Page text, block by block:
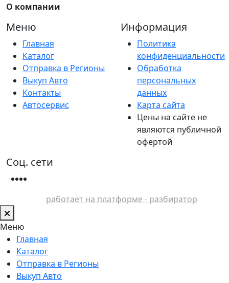
О компании
Меню
Главная
Каталог
Отправка в Регионы
Выкуп Авто
Контакты
Автосервис
Информация
Политика
конфиденциальности
Обработка
персональных
данных
Карта сайта
Цены на сайте не
являются публичной
офертой
Соц. сети
работает на платформе - разбиратор
Меню
Главная
Каталог
Отправка в Регионы
Выкуп Авто